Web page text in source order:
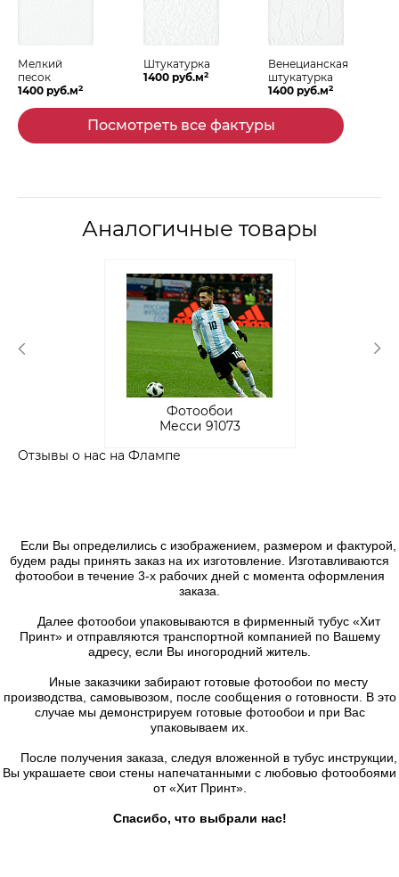
Мелкий
песок
1400 руб.м2
Штукатурка
1400 руб.м2
Венецианская
штукатурка
1400 руб.м2
Посмотреть все фактуры
Аналогичные товары
Фотообои
Месси 91073
Отзывы о нас на Флампе
Если Вы определились с изображением, размером и фактурой,
будем рады принять заказ на их изготовление. Изготавливаются
фотообои в течение 3-х рабочих дней с момента оформления
заказа.
Далее фотообои упаковываются в фирменный тубус «Хит
Принт» и отправляются транспортной компанией по Вашему
адресу, если Вы иногородний житель.
Иные заказчики забирают готовые фотообои по месту
производства, самовывозом, после сообщения о готовности. В это
случае мы демонстрируем готовые фотообои и при Вас
упаковываем их.
После получения заказа, следуя вложенной в тубус инструкции,
Вы украшаете свои стены напечатанными с любовью фотообоями
от «Хит Принт».
Спасибо, что выбрали нас!